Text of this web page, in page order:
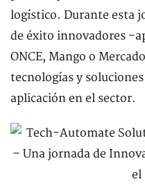
logístico. Durante esta
de éxito innovadores -
ONCE, Mango o
tecnologías y
aplicación en el sector.